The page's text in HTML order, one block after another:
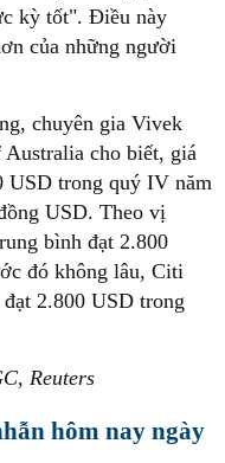
kỳ tốt". Điều này
của những người
chuyên gia Vivek
cho biết, giá
USD trong quý IV năm
USD. Theo vị
bình đạt 2.800
đó không lâu, Citi
2.800 USD trong
Reuters
hôm nay ngày